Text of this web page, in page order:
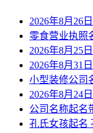
2026年8月26
零食营业执照
2026年8月25
2026年8月31
小型装修公司
2026年8月24
公司名称起名
孔氏女孩起名